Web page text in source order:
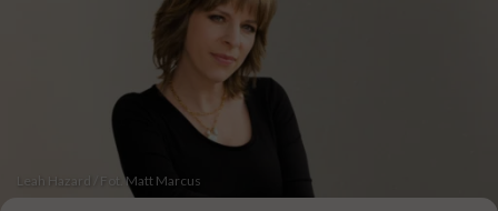
Leah Hazard / Fot. Matt Marcus